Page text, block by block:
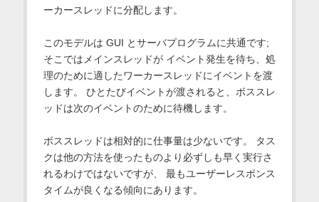
ーカースレッドに分配します。
このモデルは GUI とサーバプログラムに共通です;
そこではメインスレッドが イベント発生を待ち、処
理のために適したワーカースレッドにイベントを渡
します。 ひとたびイベントが渡されると、ボススレ
ッドは次のイベントのために待機します。
ボススレッドは相対的に仕事量は少ないです。 タス
クは他の方法を使ったものより必ずしも早く実行さ
れるわけではないですが、 最もユーザーレスポンス
タイムが良くなる傾向にあります。